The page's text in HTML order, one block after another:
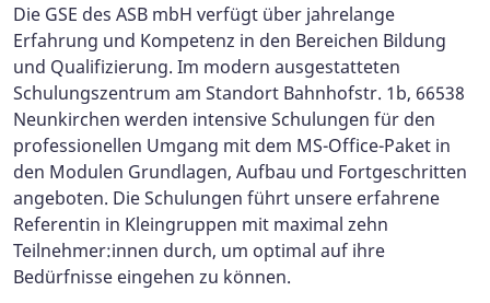
Die GSE des ASB mbH verfügt über jahrelange
Erfahrung und Kompetenz in den Bereichen Bildung
und Qualifizierung. Im modern ausgestatteten
Schulungszentrum am Standort Bahnhofstr. 1b, 66538
Neunkirchen werden intensive Schulungen für den
professionellen Umgang mit dem MS-Office-Paket in
den Modulen Grundlagen, Aufbau und Fortgeschritten
angeboten. Die Schulungen führt unsere erfahrene
Referentin in Kleingruppen mit maximal zehn
Teilnehmer:innen durch, um optimal auf ihre
Bedürfnisse eingehen zu können.